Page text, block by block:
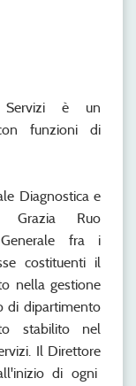
Servizi è un
funzioni di
Diagnostica e
Ruo
fra i
costituenti il
nella gestione
di dipartimento
stabilito nel
Il Direttore
di ogni